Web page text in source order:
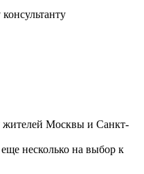
жителей Москвы и Санкт-
несколько на выбор к